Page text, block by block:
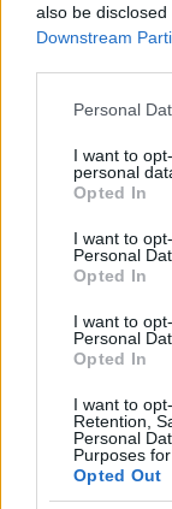
also be
Downstream
Please note that
not limited to
grant or deny
use your data
consent section.
Personal
I want to
personal
Opted In
I want to
Personal
Opted In
I want to
Personal
Opted In
I want to
Retention,
Personal
Purposes
Opted Out
összeszedte a
előre próbált
gazdasági és
elfogyott a
zsákmány, a
katonaság
utánpótlási
katonák
dezertálások.
szempontból
Voltak katonai
tábornok, akik
védelemben
aki megint
A vezérkar
az uralkodó
jellemző